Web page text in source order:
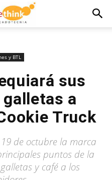
y BTL
sus
a
Truck
de octubre la marca
puntos de la
y café a los